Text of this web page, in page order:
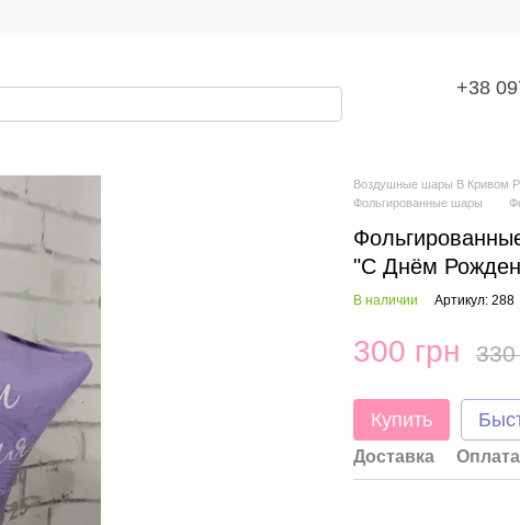
+38
Воздушные шары В Кривом
Фольгированные шары
"С Днём
В наличии Артикул: 288
300 грн 330
Купить
Доставка Оплата